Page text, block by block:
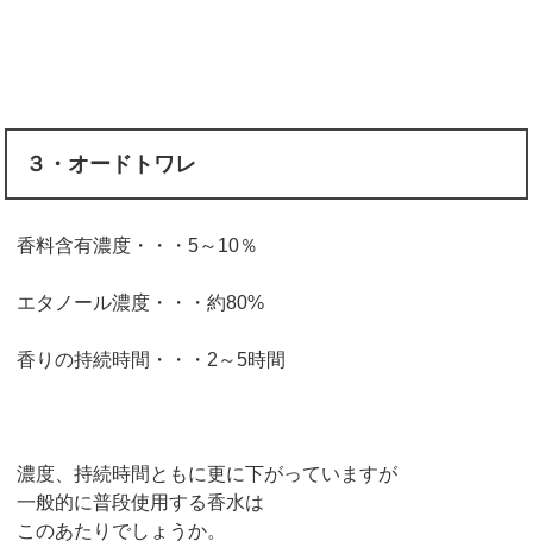
３・オードトワレ
香料含有濃度・・・5～10％
エタノール濃度・・・約80%
香りの持続時間・・・2～5時間
濃度、持続時間ともに更に下がっていますが
一般的に普段使用する香水は
このあたりでしょうか。